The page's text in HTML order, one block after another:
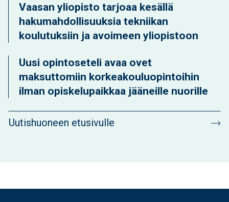
Vaasan yliopisto tarjoaa kesällä
hakumahdollisuuksia tekniikan
koulutuksiin ja avoimeen yliopistoon
Uusi opintoseteli avaa ovet
maksuttomiin korkeakouluopintoihin
ilman opiskelupaikkaa jääneille nuorille
Uutishuoneen etusivulle